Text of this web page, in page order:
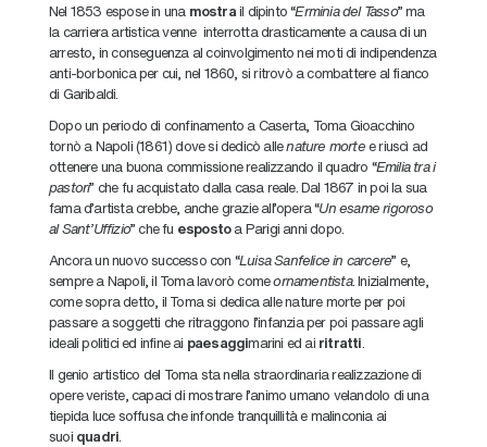
Nel 1853 espose in una mostrail dipinto “Erminia del Tasso” ma
la carriera artistica venne interrotta drasticamente a causa di un
arresto, in conseguenza al coinvolgimento nei moti di indipendenza
anti-borbonica per cui, nel 1860, si ritrovò a combattere al fianco
di Garibaldi.
Dopo un periodo di confinamento a Caserta, Toma Gioacchino
tornò a Napoli (1861) dove si dedicò allenature mortee riuscì ad
ottenere una buona commissione realizzando il quadro “Emilia tra i
pastori” che fu acquistato dalla casa reale. Dal 1867 in poi la sua
fama d’artista crebbe, anche grazie all’opera “Un esame rigoroso
al Sant’Uffizio” che fu espostoa Parigi anni dopo.
Ancora un nuovo successo con “Luisa Sanfelice in carcere” e,
sempre a Napoli, il Toma lavorò comeornamentista. Inizialmente,
come sopra detto, il Toma si dedica alle nature morte per poi
passare a soggetti che ritraggono l’infanzia per poi passare agli
ideali politici ed infine ai paesaggimarini ed ai ritratti
Il genio artistico del Toma sta nella straordinaria realizzazione di
opere veriste, capaci di mostrare l’animo umano velandolo di una
tiepida luce soffusa che infonde tranquillità e malinconia ai
suoi quadri